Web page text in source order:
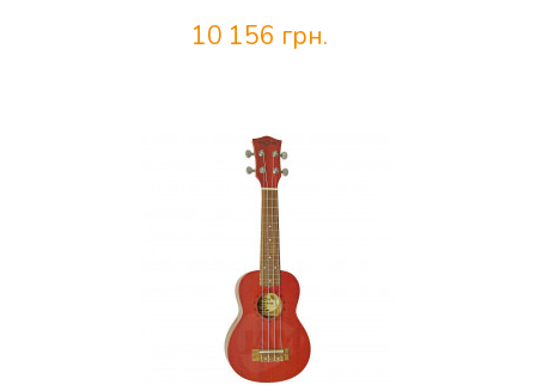
10 156 грн.